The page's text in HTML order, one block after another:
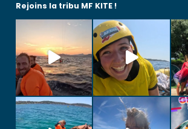
Rejoins la tribu MF KITE !